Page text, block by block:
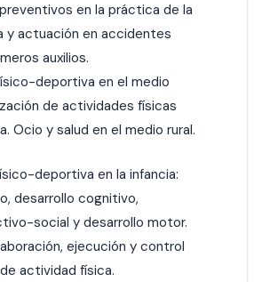
en la práctica de la
y actuación en accidentes
auxilios.
deportiva en el medio
de actividades físicas
Ocio y salud en el medio rural.
deportiva en la infancia:
desarrollo cognitivo,
social y desarrollo motor.
ejecución y control
actividad física.